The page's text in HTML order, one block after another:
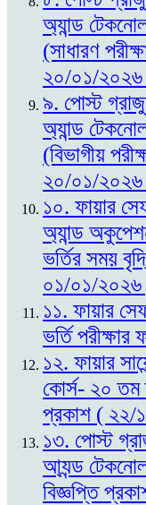
অ্যান্ড
(সাধারণ
২০/০১/
৯. পোস্ট
অ্যান্ড
(বিভাগীয়
২০/০১/
১০. ফায়ার
অ্যান্ড
ভর্তির সময়
০১/০১/
১১. ফায়ার
ভর্তি
১২. ফায়ার
কোর্স- ২০ তম
প্রকাশ ( ২২/
১৩. পোস্ট
আ্যন্ড
বিজ্ঞপ্তি